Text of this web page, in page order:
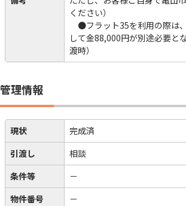
ください）
●フラット35を利用の際は
して金88,000円が別途必要と
渡時）
管理情報
現状
完成済
引渡し
相談
条件等
－
物件番号
－